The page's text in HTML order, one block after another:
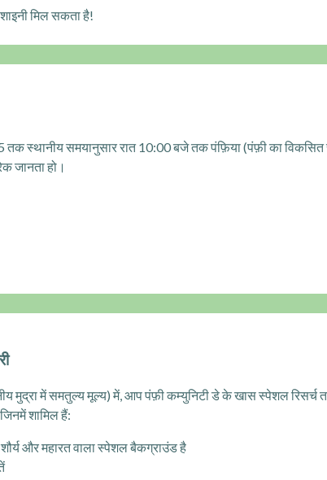
मिल सकता है!
स्थानीय समयानुसार रात 10:00 बजे तक पंफ़िया (पंफ़ी का
जानता हो।
मुद्रा में समतुल्य मूल्य) में, आप पंफ़ी कम्युनिटी डे के खास स्पेशल
शामिल हैं:
और महारत वाला स्पेशल बैकग्राउंड है